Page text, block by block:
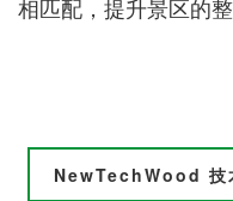
相匹配，提升景区的
NewTechWood 技